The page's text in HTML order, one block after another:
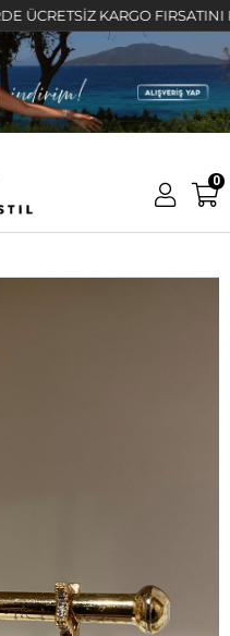
KARGO FIRSATINI
0